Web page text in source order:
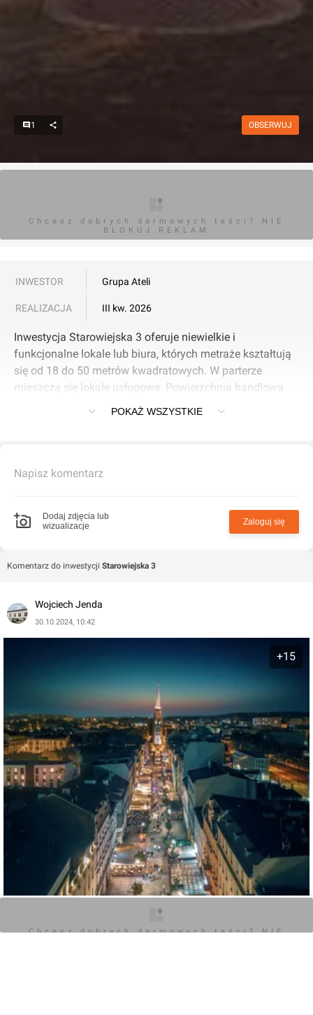
1 OBSERWUJ
Chcesz dobrych darmowych teści? NIE
BLOKUJ REKLAM
INWESTOR Grupa Ateli
REALIZACJA III kw. 2026
Inwestycja Starowiejska 3 oferuje niewielkie i
funkcjonalne lokale lub biura, których metraże kształtują
się od 18 do 50 metrów kwadratowych. W parterze
mieszczą się lokale usługowe. Powierzchnia handlowa
tego projektu sięga 544 mkw.
POKAŻ WSZYSTKIE
Napisz komentarz
Dodaj zdjęcia lub
wizualizacje
Zaloguj się
Komentarz do inwestycji Starowiejska 3
Wojciech Jenda
30.10.2024, 10:42
+15
Chcesz dobrych darmowych teści? NIE